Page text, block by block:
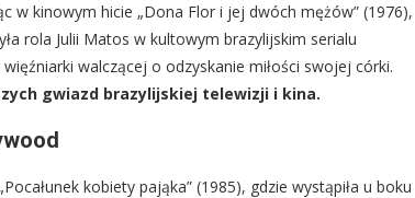
w kinowym hicie „Dona Flor i jej dwóch mężów” (1976),
rola Julii Matos w kultowym brazylijskim serialu
więźniarki walczącej o odzyskanie miłości swojej córki.
gwiazd brazylijskiej telewizji i kina.
kobiety pająka” (1985), gdzie wystąpiła u boku